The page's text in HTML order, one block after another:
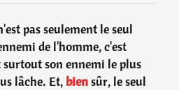
pas seulement le seul
de l'homme, c'est
surtout son ennemi le plus
lâche. Et,biensûr, le seul